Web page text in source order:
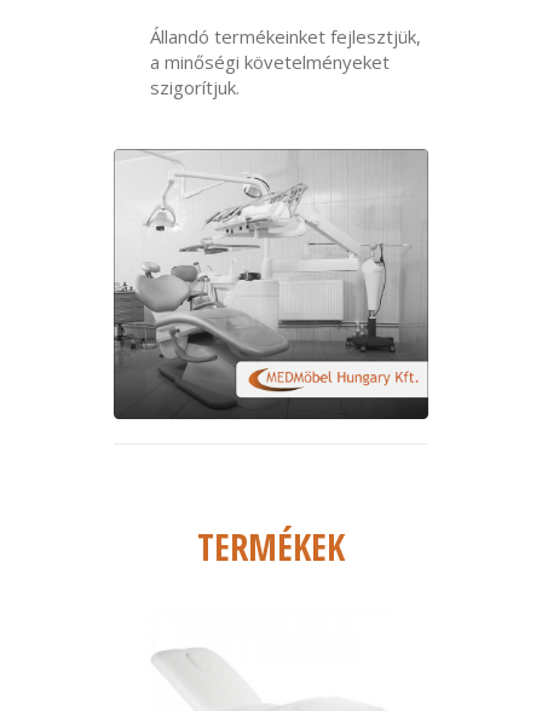
Állandó termékeinket fejlesztjük,
a minőségi követelményeket
szigorítjuk.
TERMÉKEK